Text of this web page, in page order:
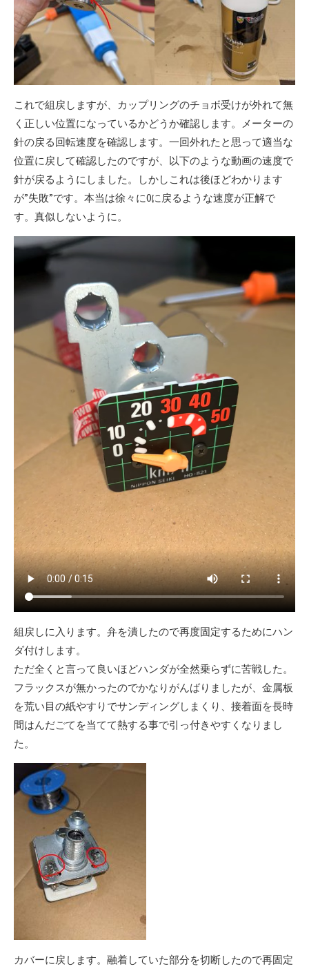
これで組戻しますが、カップリングのチョボ受けが外れて無
く正しい位置になっているかどうか確認します。メーターの
針の戻る回転速度を確認します。一回外れたと思って適当な
位置に戻して確認したのですが、以下のような動画の速度で
針が戻るようにしました。しかしこれは後ほどわかります
が”失敗”です。本当は徐々に0に戻るような速度が正解で
す。真似しないように。
組戻しに入ります。弁を潰したので再度固定するためにハン
ダ付けします。
ただ全くと言って良いほどハンダが全然乗らずに苦戦した。
フラックスが無かったのでかなりがんばりましたが、金属板
を荒い目の紙やすりでサンディングしまくり、接着面を長時
間はんだごてを当てて熱する事で引っ付きやすくなりまし
た。
カバーに戻します。融着していた部分を切断したので再固定